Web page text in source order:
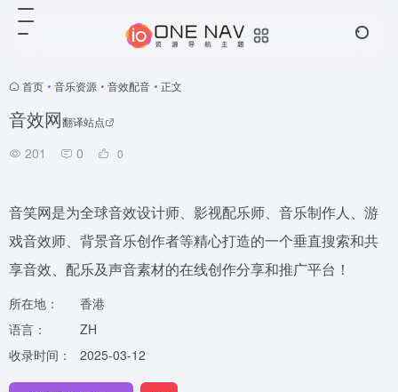
首页 • 音乐资源 • 音效配音 • 正文
音效网翻译站点
201 0 0
音笑网是为全球音效设计师、影视配乐师、音乐制作人、游
戏音效师、背景音乐创作者等精心打造的一个垂直搜索和共
享音效、配乐及声音素材的在线创作分享和推广平台！
所在地：
香港
语言：
ZH
收录时间：
2025-03-12